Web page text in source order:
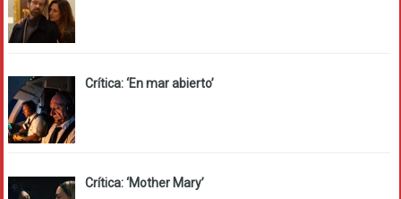
Crítica: ‘En mar abierto’
Crítica: ‘Mother Mary’